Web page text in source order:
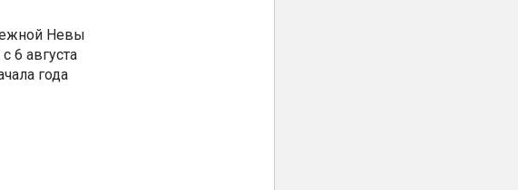
Невы
6 августа
года